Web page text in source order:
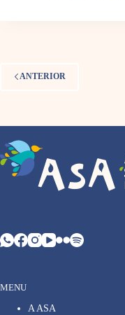
ANTERIOR
MENU
A ASA